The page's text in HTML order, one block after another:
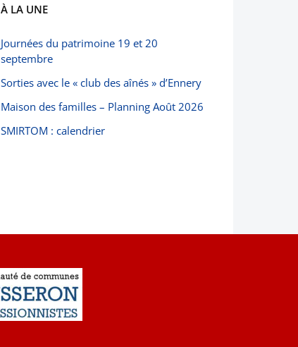
À LA UNE
Journées du patrimoine 19 et 20
septembre
Sorties avec le « club des aînés » d’Ennery
Maison des familles – Planning Août 2026
SMIRTOM : calendrier